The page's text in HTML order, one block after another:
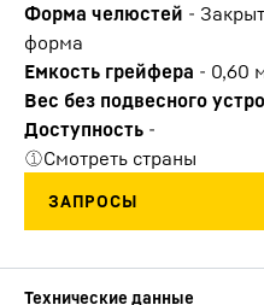
Форма челюстей -
форма
Емкость грейфера - 0,60
Вес без подвесного
Доступность -
Смотреть страны